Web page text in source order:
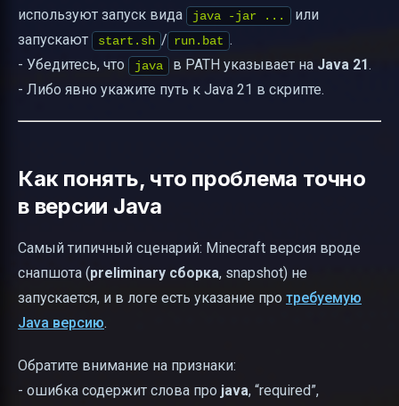
используют запуск вида
java -jar ...
или
запускают
start.sh / run.bat .
- Убедитесь, что
java в PATH указывает на Java 21.
- Либо явно укажите путь к Java 21 в скрипте.
Как понять, что проблема точно
в версии Java
Самый типичный сценарий: Minecraft версия вроде
снапшота (preliminary сборка, snapshot) не
запускается, и в логе есть указание про требуемую
Java версию.
Обратите внимание на признаки:
- ошибка содержит слова про java, “required”,